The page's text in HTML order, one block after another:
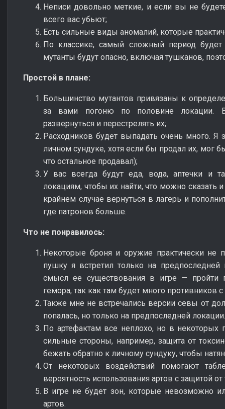
Неписи довольно меткие, и если вы не
всего вас убьют;
Есть сильные виды аномалий, которые
По классике, самый сложный период
мутанты будут опасно, включая тушканов,
Простой в плане:
Большинство мутантов привязаны к
за вами погоню по половине локации.
развернуться и перестрелять их;
Расходников будет выпадать очень много. Я
личном сундуке, хотя если бы продал их, мог
что остальное продавал);
У вас всегда будут еда, вода, аптечки и
локациям, чтобы их найти, что можно сказать
крайнем случае вернуться в лагерь и
где патронов больше.
Что не понравилось:
Некоторые броня и оружие практически не
пушку я встретил только на
смысл ее существования в игре —
гемора, так как там будет много противников
Также мне не встречались версии севы от
попалась, но только на предпоследней локации.
По артефактам все неплохо, но в некоторых
сильные стороны, например, защита от
бежать обратно к личному сундуку, чтобы
От некоторых воздействий помогают
вероятность использования артов с защитой
В игре не будет зон, которые невозможно
артов.